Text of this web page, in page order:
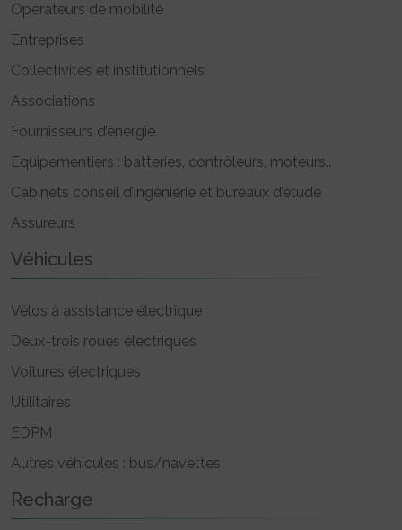
Opérateurs de mobilité
Entreprises
Collectivités et institutionnels
Associations
Fournisseurs d’énergie
Equipementiers : batteries, contrôleurs, moteurs..
Cabinets conseil d’ingénierie et bureaux d’étude
Assureurs
Véhicules
Vélos à assistance électrique
Deux-trois roues électriques
Voitures électriques
Utilitaires
EDPM
Autres véhicules : bus/navettes
Recharge